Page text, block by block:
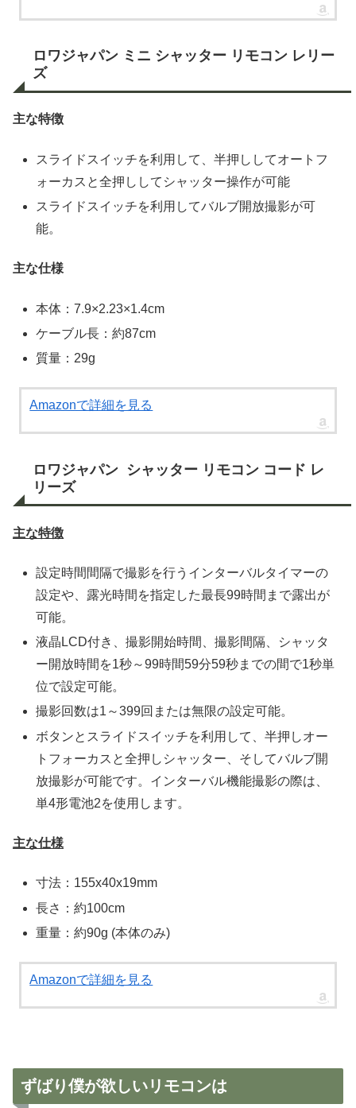
ロワジャパン ミニ シャッター リモコン レリー
ズ
主な特徴
スライドスイッチを利用して、半押ししてオートフ
ォーカスと全押ししてシャッター操作が可能
スライドスイッチを利用してバルブ開放撮影が可
能。
主な仕様
本体：7.9×2.23×1.4cm
ケーブル長：約87cm
質量：29g
Amazonで詳細を見る
ロワジャパン シャッター リモコン コード レ
リーズ
主な特徴
設定時間間隔で撮影を行うインターバルタイマーの
設定や、露光時間を指定した最長99時間まで露出が
可能。
液晶LCD付き、撮影開始時間、撮影間隔、シャッタ
ー開放時間を1秒～99時間59分59秒までの間で1秒単
位で設定可能。
撮影回数は1～399回または無限の設定可能。
ボタンとスライドスイッチを利用して、半押しオー
トフォーカスと全押しシャッター、そしてバルブ開
放撮影が可能です。インターバル機能撮影の際は、
単4形電池2を使用します。
主な仕様
寸法：155x40x19mm
長さ：約100cm
重量：約90g (本体のみ)
Amazonで詳細を見る
ずばり僕が欲しいリモコンは